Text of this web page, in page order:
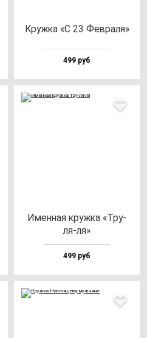
Круж­ка «C 23 Фев­ра­ля»
499 руб
Имен­ная круж­ка «Тру-
ля-ля»
499 руб